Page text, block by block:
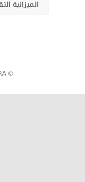
الميزانية